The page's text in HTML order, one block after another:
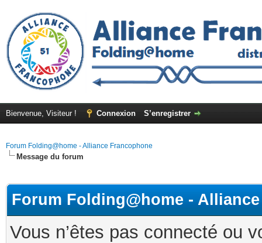
Bienvenue, Visiteur ! Connexion S’enregistrer
Forum Folding@home - Alliance Francophone
Message du forum
Forum Folding@home -
Vous n’êtes pas connecté ou